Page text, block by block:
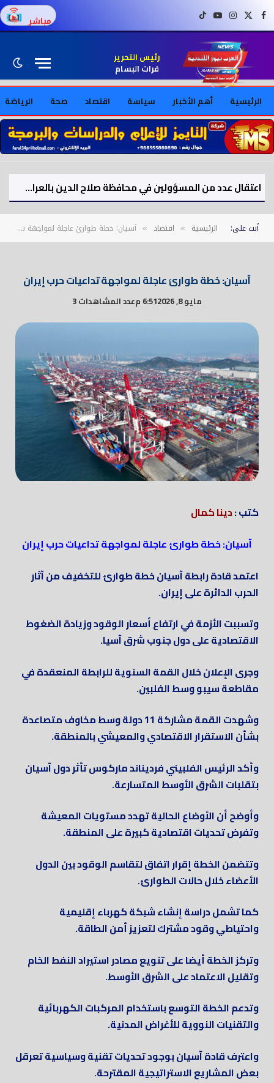
فيسبوكX (Twitter)
إنستغراميوتيوبتيك توك مباشر
رئيس التحرير
فرات البسام
الرئيسية أهم الأخبار سياسة اقتصاد صحة الرياضة
اعتقال عدد من المسؤولين في محافظة صلاح الدين بالعراق بتهم فساد
أنت على: الرئيسية » اقتصاد » آسيان: خطة طوارئ عاجلة لمواجهة تداعيات حرب إيران
آسيان: خطة طوارئ عاجلة لمواجهة تداعيات حرب إيران
مايو 8, 2026 6:51 م عدد المشاهدات 3
كتب :دينا كمال
آسيان: خطة طوارئ عاجلة لمواجهة تداعيات حرب إيران
اعتمد قادة رابطة آسيان خطة طوارئ للتخفيف من آثار
الحرب الدائرة على إيران.
وتسببت الأزمة في ارتفاع أسعار الوقود وزيادة الضغوط
الاقتصادية على دول جنوب شرق آسيا.
وجرى الإعلان خلال القمة السنوية للرابطة المنعقدة في
مقاطعة سيبو وسط الفلبين.
وشهدت القمة مشاركة 11 دولة وسط مخاوف متصاعدة
بشأن الاستقرار الاقتصادي والمعيشي بالمنطقة.
وأكد الرئيس الفلبيني فرديناند ماركوس تأثر دول آسيان
بتقلبات الشرق الأوسط المتسارعة.
وأوضح أن الأوضاع الحالية تهدد مستويات المعيشة
وتفرض تحديات اقتصادية كبيرة على المنطقة.
وتتضمن الخطة إقرار اتفاق لتقاسم الوقود بين الدول
الأعضاء خلال حالات الطوارئ.
كما تشمل دراسة إنشاء شبكة كهرباء إقليمية
واحتياطي وقود مشترك لتعزيز أمن الطاقة.
وتركز الخطة أيضا على تنويع مصادر استيراد النفط الخام
وتقليل الاعتماد على الشرق الأوسط.
وتدعم الخطة التوسع باستخدام المركبات الكهربائية
والتقنيات النووية للأغراض المدنية.
واعترف قادة آسيان بوجود تحديات تقنية وسياسية تعرقل
بعض المشاريع الاستراتيجية المقترحة.